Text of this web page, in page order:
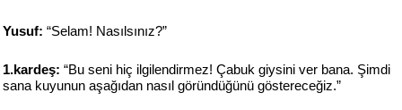
Yusuf: “Selam! Nasılsınız?”
1.kardeş: “Bu seni hiç ilgilendirmez! Çabuk giysini ver bana. Şimdi
sana kuyunun aşağıdan nasıl göründüğünü göstereceğiz.”